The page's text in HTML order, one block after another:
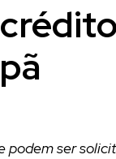
ser